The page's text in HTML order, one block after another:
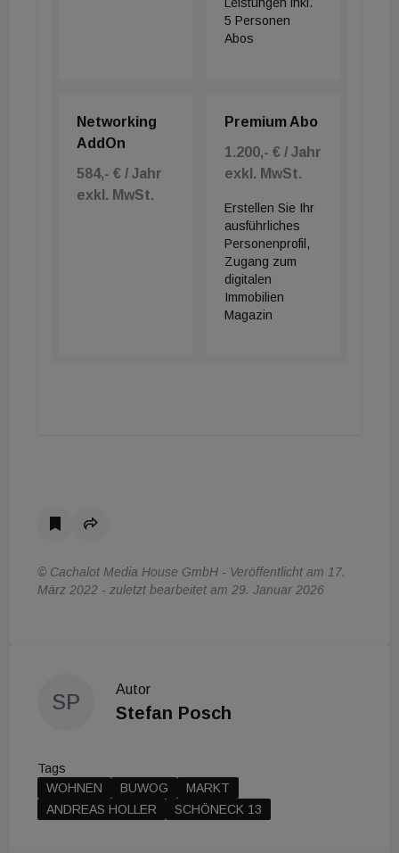
5 Personen
Abos
Networking
AddOn
584,- € / Jahr
exkl. MwSt.
Premium Abo
1.200,- € / Jahr
exkl. MwSt.
Erstellen Sie Ihr
ausführliches
Personenprofil,
Zugang zum
digitalen
Immobilien
Magazin
© Cachalot Media House GmbH - Veröffentlicht am 17.
März 2022 - zuletzt bearbeitet am 29. Januar 2026
SP
Autor
Stefan Posch
Tags
WOHNEN
BUWOG
MARKT
ANDREAS HOLLER
SCHÖNECK 13